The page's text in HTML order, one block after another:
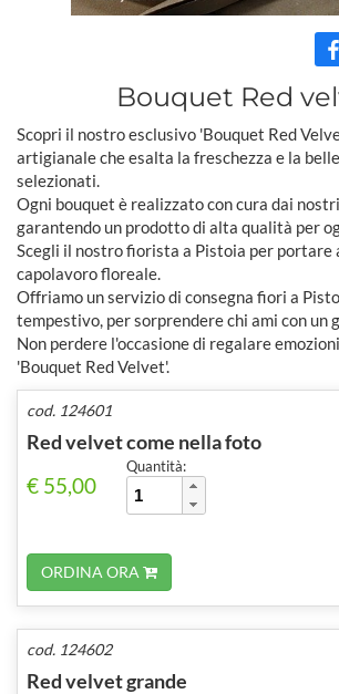
Bouquet Red
Scopri il nostro esclusivo 'Bouquet Red
artigianale che esalta la freschezza e la
selezionati.
Ogni bouquet è realizzato con cura dai
garantendo un prodotto di alta qualità per
Scegli il nostro fiorista a Pistoia per portare
capolavoro floreale.
Offriamo un servizio di consegna fiori a
tempestivo, per sorprendere chi ami con un
Non perdere l'occasione di regalare
'Bouquet Red Velvet'.
cod. 124601
Red velvet come nella foto
€ 55,00
Quantità:
ORDINA ORA
cod. 124602
Red velvet grande